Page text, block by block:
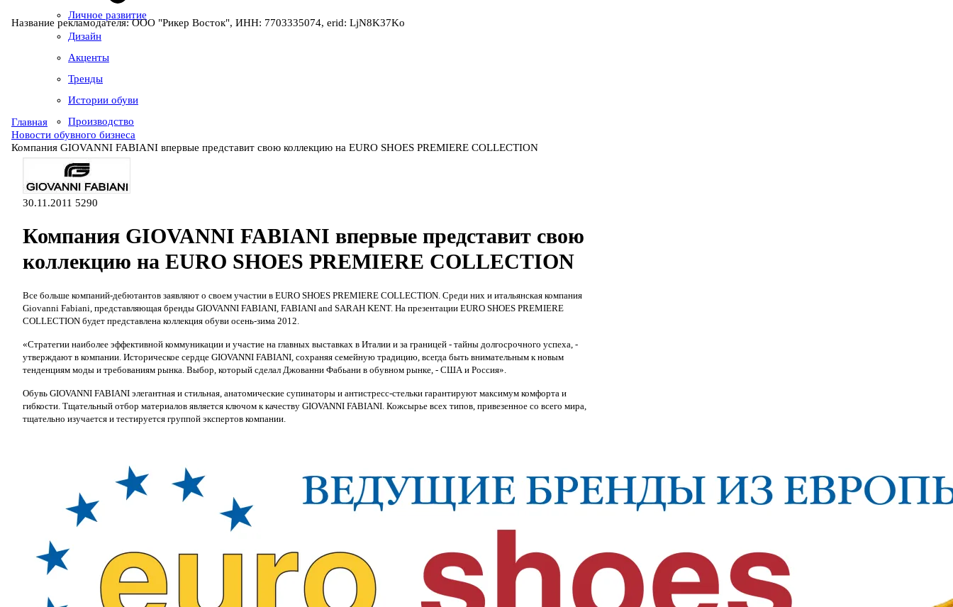
Личное развитие
Дизайн
Акценты
Тренды
Истории обуви
Производство
Название рекламодателя: ООО "Рикер Восток", ИНН: 7703335074, erid: LjN8K37Ko
Главная
Новости обувного бизнеса
Компания GIOVANNI FABIANI впервые представит свою коллекцию на EURO SHOES PREMIERE COLLECTION
30.11.2011 5290
Компания GIOVANNI FABIANI впервые представит свою
коллекцию на EURO SHOES PREMIERE COLLECTION
Все больше компаний-дебютантов заявляют о своем участии в EURO SHOES PREMIERE COLLECTION. Среди них и итальянская компания
Giovanni Fabiani, представляющая бренды GIOVANNI FABIANI, FABIANI and SARAH KENT. На презентации EURO SHOES PREMIERE
COLLECTION будет представлена коллекция обуви осень-зима 2012.
«Стратегии наиболее эффективной коммуникации и участие на главных выставках в Италии и за границей - тайны долгосрочного успеха, -
утверждают в компании. Историческое сердце GIOVANNI FABIANI, сохраняя семейную традицию, всегда быть внимательным к новым
тенденциям моды и требованиям рынка. Выбор, который сделал Джованни Фабьани в обувном рынке, - США и Россия».
Обувь GIOVANNI FABIANI элегантная и стильная, анатомические супинаторы и антистресс-стельки гарантируют максимум комфорта и
гибкости. Тщательный отбор материалов является ключом к качеству GIOVANNI FABIANI. Кожсырье всех типов, привезенное со всего мира,
тщательно изучается и тестируется группой экспертов компании.